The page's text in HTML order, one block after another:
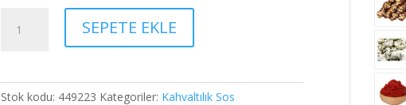
Diyarı
SEPETE EKLE
Stok kodu: 449223 Kategoriler: Kahvaltılık Sos